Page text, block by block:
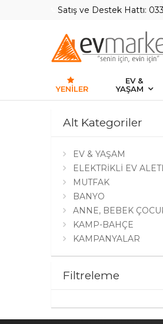
Satış ve Destek Hattı:
YENILER
EV &
YAŞAM
Alt Kategoriler
EV & YAŞAM
ELEKTRİKLİ EV
MUTFAK
BANYO
ANNE, BEBEK
KAMP-BAHÇE
KAMPANYALAR
Filtreleme